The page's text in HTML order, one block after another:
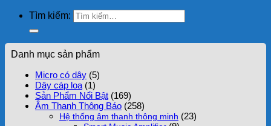
Tìm kiếm:
Danh mục sản phẩm
Micro có dây (5)
Dây cáp loa (1)
Sản Phẩm Nổi Bật (169)
Âm Thanh Thông Báo (258)
Hệ thống âm thanh thông minh (23)